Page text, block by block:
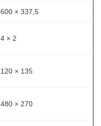
600 × 337,5
4 × 2
120 × 135
480 × 270